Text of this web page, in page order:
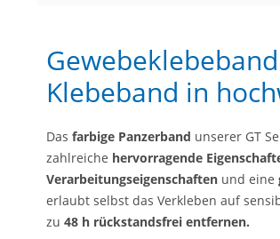
Klebeband in
Das farbige Panzerband unserer GT
zahlreiche hervorragende
Verarbeitungseigenschaften und eine
erlaubt selbst das Verkleben auf
zu 48 h rückstandsfrei entfernen.